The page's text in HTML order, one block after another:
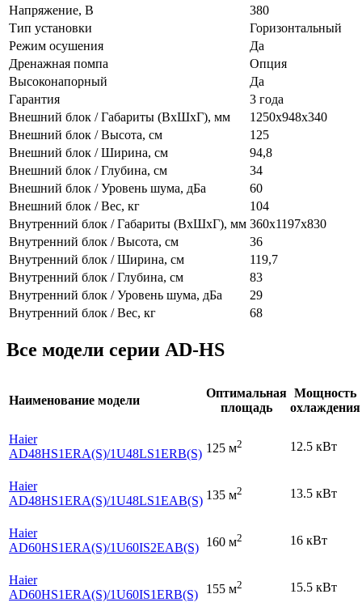
Напряжение, В
380
Тип установки
Горизонтальный
Режим осушения
Да
Дренажная помпа
Опция
Высоконапорный
Да
Гарантия
3 года
Внешний блок / Габариты (ВхШхГ), мм
1250x948x340
Внешний блок / Высота, см
125
Внешний блок / Ширина, см
94,8
Внешний блок / Глубина, см
34
Внешний блок / Уровень шума, дБа
60
Внешний блок / Вес, кг
104
Внутренний блок / Габариты (ВхШхГ), мм 360x1197x830
Внутренний блок / Высота, см
36
Внутренний блок / Ширина, см
119,7
Внутренний блок / Глубина, см
83
Внутренний блок / Уровень шума, дБа
29
Внутренний блок / Вес, кг
68
Все модели серии AD-HS
Наименование модели
Оптимальная
площадь
Мощность
охлаждения
Haier
AD48HS1ERA(S)/1U48LS1ERB(S) 125 м2 12.5 кВт
Haier
AD48HS1ERA(S)/1U48LS1EAB(S) 135 м2 13.5 кВт
Haier
AD60HS1ERA(S)/1U60IS2EAB(S) 160 м2 16 кВт
Haier
AD60HS1ERA(S)/1U60IS1ERB(S) 155 м2 15.5 кВт